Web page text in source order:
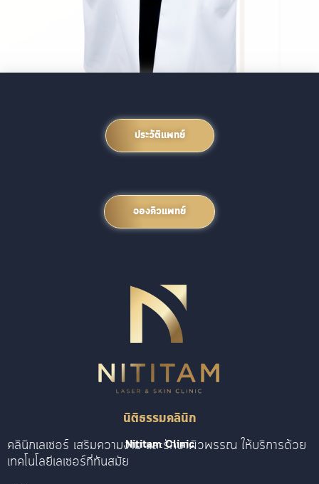
ประวัติแพทย์
จองคิวแพทย์
นิติธรรมคลินิก
Nititam Clinic
คลินิกเลเซอร์ เสริมความงาม และรักษาผิวพรรณ ให้บริการด้วย
เทคโนโลยีเลเซอร์ที่ทันสมัย